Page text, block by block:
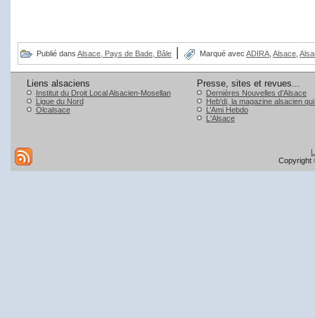
Publié dans Alsace, Pays de Bade, Bâle | Marqué avec ADIRA Alsace
Liens alsaciens
Institut du Droit Local Alsacien-Mosellan
Ligue du Nord
Olcalsace
Presse, sites et revues...
Dernières Nouvelles d’Alsace
Heb'di, la magazine alsacien
L’Ami Hebdo
L'Alsace
Copyright